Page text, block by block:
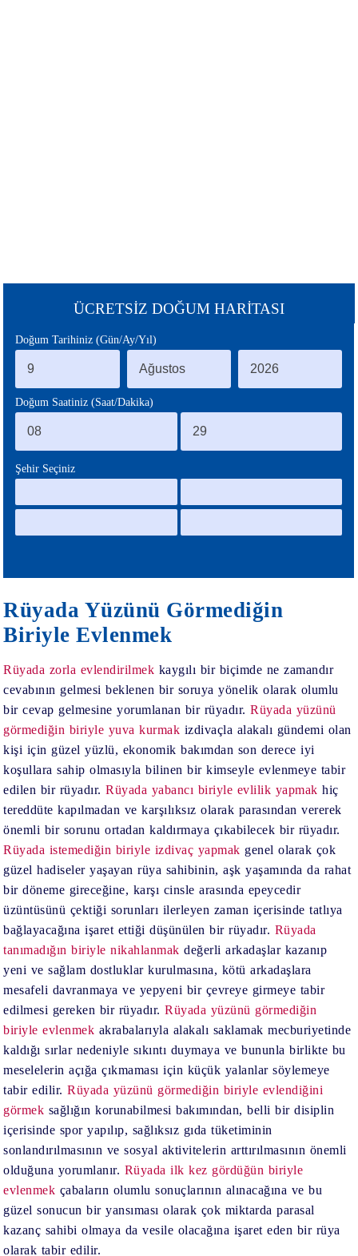
BLOG
ÜCRETSİZ DOĞUM HARİTASI
Doğum Tarihiniz (Gün/Ay/Yıl)
Doğum Saatiniz (Saat/Dakika)
Şehir Seçiniz
Rüyada Yüzünü Görmediğin
Biriyle Evlenmek
Rüyada zorla evlendirilmek kaygılı bir biçimde ne zamandır
cevabının gelmesi beklenen bir soruya yönelik olarak olumlu
bir cevap gelmesine yorumlanan bir rüyadır.Rüyada yüzünü
görmediğin biriyle yuva kurmak izdivaçla alakalı gündemi olan
kişi için güzel yüzlü, ekonomik bakımdan son derece iyi
koşullara sahip olmasıyla bilinen bir kimseyle evlenmeye tabir
edilen bir rüyadır.Rüyada yabancı biriyle evlilik yapmak hiç
tereddüte kapılmadan ve karşılıksız olarak parasından vererek
önemli bir sorunu ortadan kaldırmaya çıkabilecek bir rüyadır.
Rüyada istemediğin biriyle izdivaç yapmak genel olarak çok
güzel hadiseler yaşayan rüya sahibinin, aşk yaşamında da rahat
bir döneme gireceğine, karşı cinsle arasında epeycedir
üzüntüsünü çektiği sorunları ilerleyen zaman içerisinde tatlıya
bağlayacağına işaret ettiği düşünülen bir rüyadır. Rüyada
tanımadığın biriyle nikahlanmak değerli arkadaşlar kazanıp
yeni ve sağlam dostluklar kurulmasına, kötü arkadaşlara
mesafeli davranmaya ve yepyeni bir çevreye girmeye tabir
edilmesi gereken bir rüyadır.Rüyada yüzünü görmediğin
biriyle evlenmek akrabalarıyla alakalı saklamak mecburiyetinde
kaldığı sırlar nedeniyle sıkıntı duymaya ve bununla birlikte bu
meselelerin açığa çıkmaması için küçük yalanlar söylemeye
tabir edilir.Rüyada yüzünü görmediğin biriyle evlendiğini
görmek sağlığın korunabilmesi bakımından, belli bir disiplin
içerisinde spor yapılıp, sağlıksız gıda tüketiminin
sonlandırılmasının ve sosyal aktivitelerin arttırılmasının önemli
olduğuna yorumlanır. Rüyada ilk kez gördüğün biriyle
evlenmek çabaların olumlu sonuçlarının alınacağına ve bu
güzel sonucun bir yansıması olarak çok miktarda parasal
kazanç sahibi olmaya da vesile olacağına işaret eden bir rüya
olarak tabir edilir.